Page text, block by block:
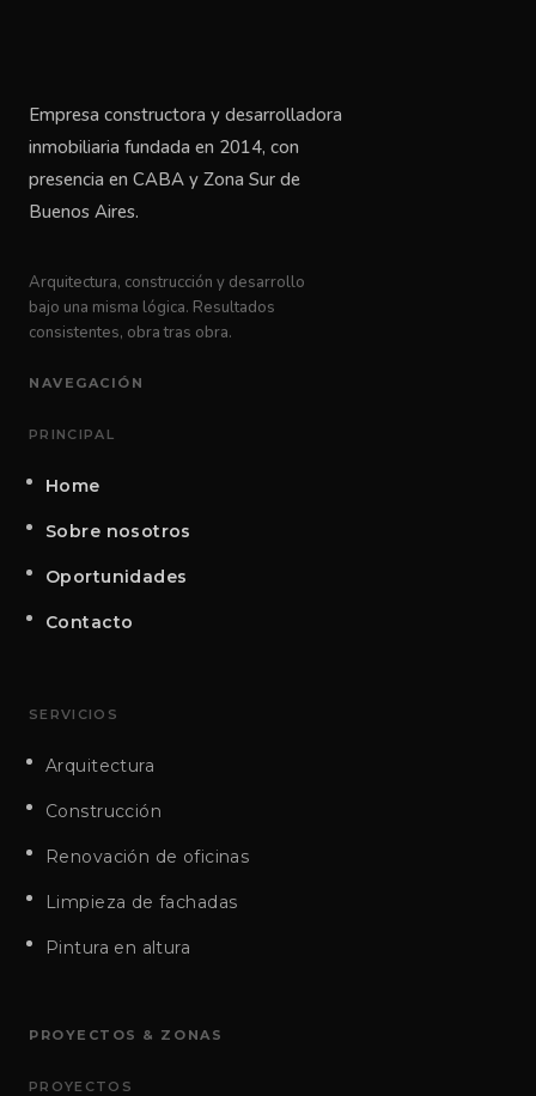
Empresa constructora y desarrolladora
inmobiliaria fundada en 2014, con
presencia en CABA y Zona Sur de
Buenos Aires.
Arquitectura, construcción y desarrollo
bajo una misma lógica. Resultados
consistentes, obra tras obra.
NAVEGACIÓN
PRINCIPAL
Home
Sobre nosotros
Oportunidades
Contacto
SERVICIOS
Arquitectura
Construcción
Renovación de oficinas
Limpieza de fachadas
Pintura en altura
PROYECTOS & ZONAS
PROYECTOS